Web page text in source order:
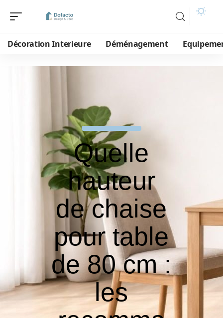
Décoration Interieure Déménagement
Quelle
hauteur
de chaise
pour table
de 80 cm :
les